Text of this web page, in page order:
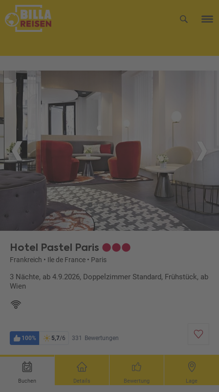
Hotel Pastel Paris
Frankreich • Ile de France • Paris
3 Nächte, ab 4.9.2026, Doppelzimmer Standard, Frühstück, ab
Wien
100% 5,7/6 331 Bewertungen
Buchen Details Bewertung Lage